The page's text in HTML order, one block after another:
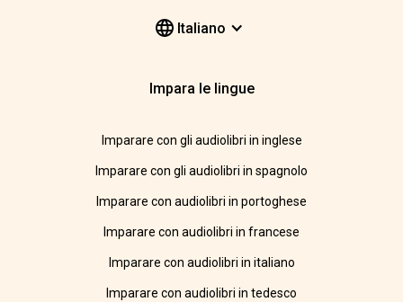
Italiano
Impara le lingue
Imparare con gli audiolibri in inglese
Imparare con gli audiolibri in spagnolo
Imparare con audiolibri in portoghese
Imparare con audiolibri in francese
Imparare con audiolibri in italiano
Imparare con audiolibri in tedesco